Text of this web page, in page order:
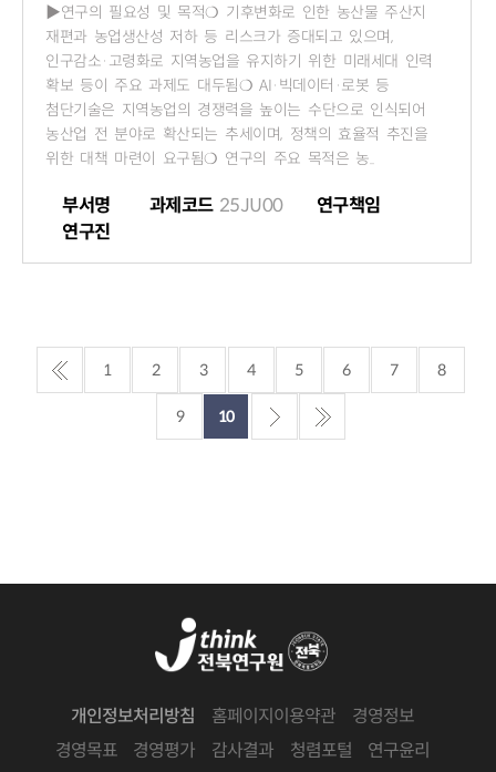
▶연구의 필요성 및 목적❍ 기후변화로 인한 농산물 주산지
재편과 농업생산성 저하 등 리스크가 증대되고 있으며,
인구감소·고령화로 지역농업을 유지하기 위한 미래세대 인력
확보 등이 주요 과제도 대두됨❍ AI·빅데이터·로봇 등
첨단기술은 지역농업의 경쟁력을 높이는 수단으로 인식되어
농산업 전 분야로 확산되는 추세이며, 정책의 효율적 추진을
위한 대책 마련이 요구됨❍ 연구의 주요 목적은 농..
부서명 과제코드 25JU00
연구책임
연구진
1 2 3 4 5 6 7 8
9 10
개인정보처리방침 홈페이지이용약관
경영정보
경영목표
경영평가 감사결과 청렴포털 연구윤리